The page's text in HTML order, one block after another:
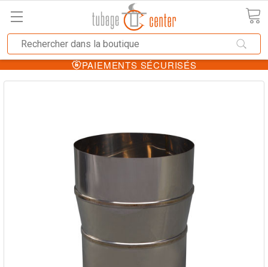
PAIEMENTS SÉCURISÉS